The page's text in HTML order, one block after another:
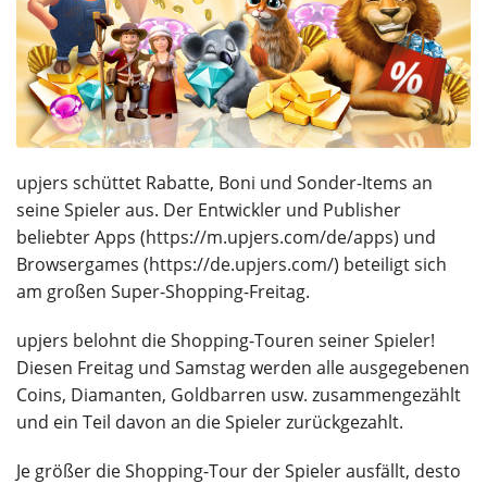
upjers schüttet Rabatte, Boni und Sonder-Items an
seine Spieler aus. Der Entwickler und Publisher
beliebter Apps (https://m.upjers.com/de/apps) und
Browsergames (https://de.upjers.com/) beteiligt sich
am großen Super-Shopping-Freitag.
upjers belohnt die Shopping-Touren seiner Spieler!
Diesen Freitag und Samstag werden alle ausgegebenen
Coins, Diamanten, Goldbarren usw. zusammengezählt
und ein Teil davon an die Spieler zurückgezahlt.
Je größer die Shopping-Tour der Spieler ausfällt, desto